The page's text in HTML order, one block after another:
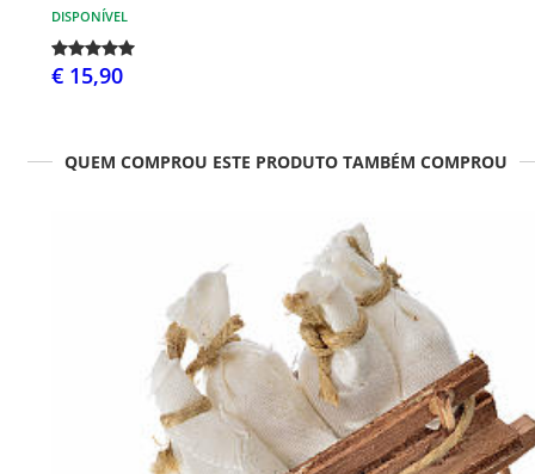
DISPONÍVEL
€ 15,90
QUEM COMPROU ESTE PRODUTO TAMBÉM COMPROU